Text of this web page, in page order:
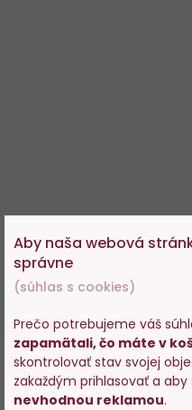
Aby naša webová
správne
(súhlas s cookies)
Prečo potrebujeme váš
zapamätali, čo máte v
skontrolovať stav svojej
zakaždým prihlasovať a
nevhodnou reklamou.
predajom
potvrďte,